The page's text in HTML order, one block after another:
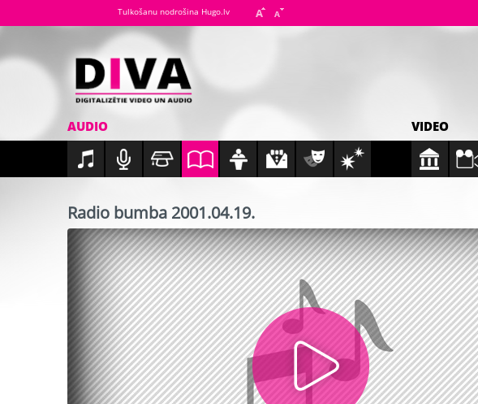
Tulkošanu nodrošina Hugo.lv
AUDIO VIDEO
Radio bumba 2001.04.19.